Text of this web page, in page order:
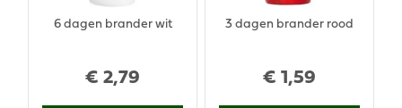
€ 2,79
6 dagen brander wit
€ 1 ,59
3 dagen brander rood